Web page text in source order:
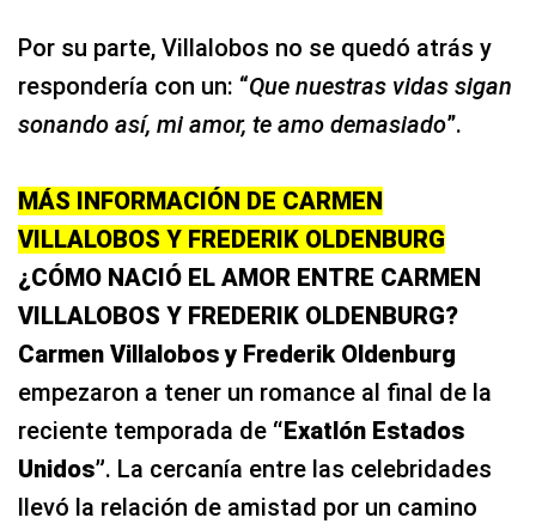
Por su parte, Villalobos no se quedó atrás y
respondería con un: “Que nuestras vidas sigan
sonando así, mi amor, te amo demasiado”.
MÁS INFORMACIÓN DE CARMEN
VILLALOBOS Y FREDERIK OLDENBURG
¿CÓMO NACIÓ EL AMOR ENTRE CARMEN
VILLALOBOS Y FREDERIK OLDENBURG?
Carmen Villalobos y Frederik Oldenburg
empezaron a tener un romance al final de la
reciente temporada de “Exatlón Estados
Unidos”. La cercanía entre las celebridades
llevó la relación de amistad por un camino